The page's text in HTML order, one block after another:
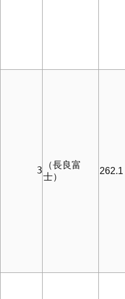
      3
（長良富
士）
262.1